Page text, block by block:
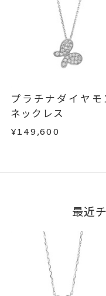
プラチナダイヤモ
ネックレス
¥149,600
最近